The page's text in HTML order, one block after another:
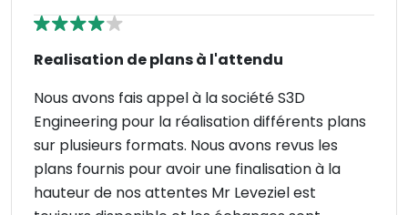
Realisation de plans à l'attendu
Nous avons fais appel à la société S3D
Engineering pour la réalisation différents plans
sur plusieurs formats. Nous avons revus les
plans fournis pour avoir une finalisation à la
hauteur de nos attentes Mr Leveziel est